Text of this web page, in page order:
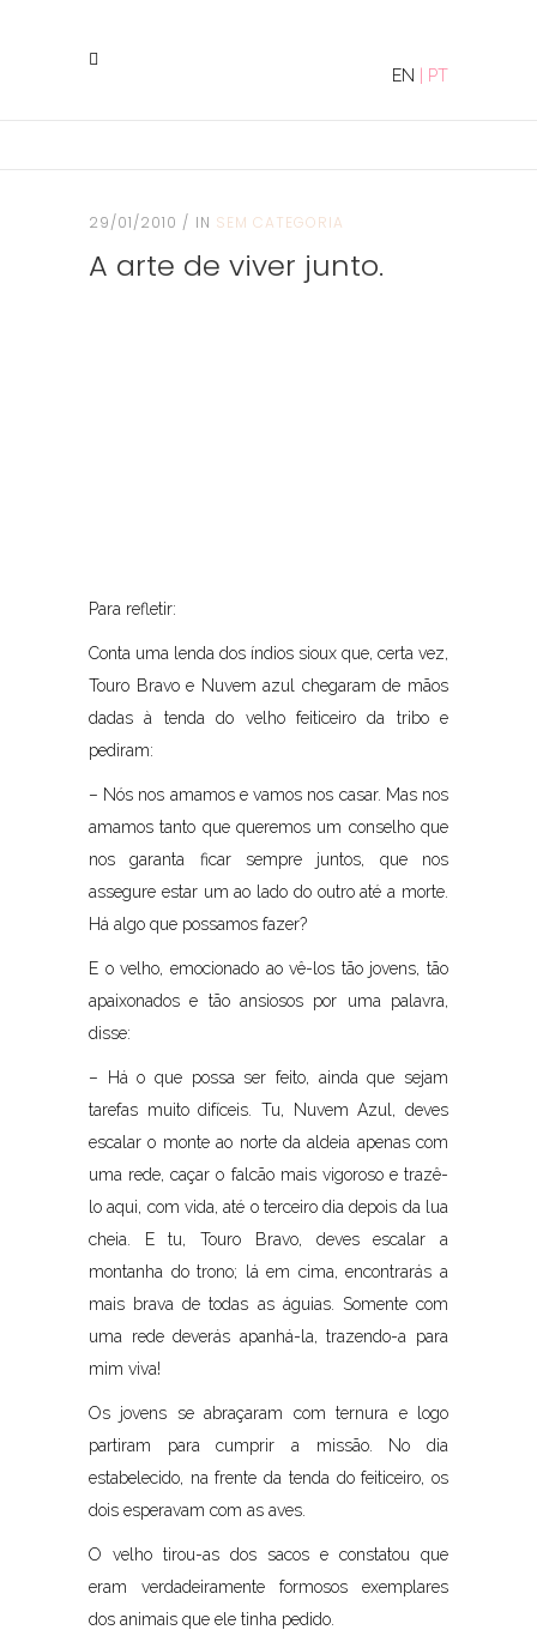
EN PT
29/01/2010 IN SEM CATEGORIA
A arte de viver junto.
Para refletir:
Conta uma lenda dos índios sioux que, certa vez,
Touro Bravo e Nuvem azul chegaram de mãos
dadas à tenda do velho feiticeiro da tribo e
pediram:
– Nós nos amamos e vamos nos casar. Mas nos
amamos tanto que queremos um conselho que
nos garanta ficar sempre juntos, que nos
assegure estar um ao lado do outro até a morte.
Há algo que possamos fazer?
E o velho, emocionado ao vê-los tão jovens, tão
apaixonados e tão ansiosos por uma palavra,
disse:
– Há o que possa ser feito, ainda que sejam
tarefas muito difíceis. Tu, Nuvem Azul, deves
escalar o monte ao norte da aldeia apenas com
uma rede, caçar o falcão mais vigoroso e trazê-
lo aqui, com vida, até o terceiro dia depois da lua
cheia. E tu, Touro Bravo, deves escalar a
montanha do trono; lá em cima, encontrarás a
mais brava de todas as águias. Somente com
uma rede deverás apanhá-la, trazendo-a para
mim viva!
Os jovens se abraçaram com ternura e logo
partiram para cumprir a missão. No dia
estabelecido, na frente da tenda do feiticeiro, os
dois esperavam com as aves.
O velho tirou-as dos sacos e constatou que
eram verdadeiramente formosos exemplares
dos animais que ele tinha pedido.